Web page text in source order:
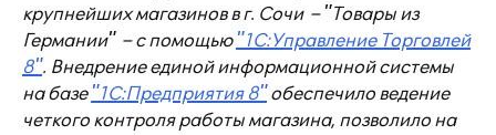
крупнейших магазинов в г. Сочи – "Товары из
Германии" – с помощью "1С:Управление Торговлей
8". Внедрение единой информационной системы
на базе "1С:Предприятия 8"обеспечило ведение
четкого контроля работы магазина, позволило на